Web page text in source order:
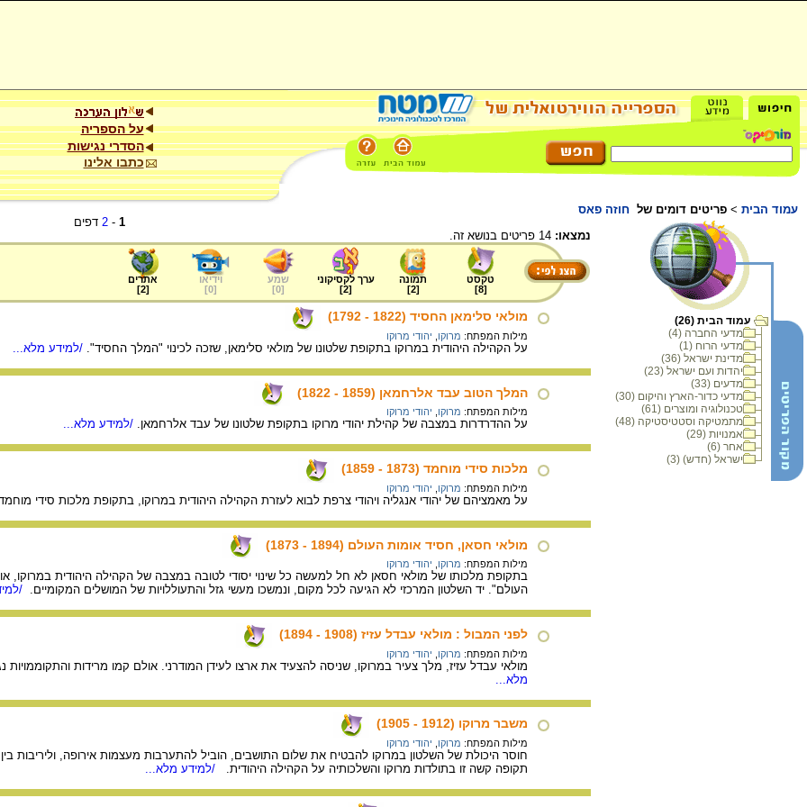
על הספריה
הסדרי נגישות
כתבו אלינו
עמוד הבית > פריטים דומים של חוזה פאס
עמוד הבית (26)
מדעי החברה (4)
מדעי הרוח (1)
מדינת ישראל (36)
יהדות ועם ישראל (23)
מדעים (33)
מדעי כדור-הארץ והיקום (30)
טכנולוגיה ומוצרים (61)
מתמטיקה וסטטיסטיקה (48)
אמנויות (29)
אחר (6)
ישראל (חדש) (3)
1
-
2 דפים
נמצאו:
טקסט
[
8
]
תמונה
[
2
]
ערך לקסיקוני
[
2
]
שמע
[
0
]
וידיאו
[
0
]
אתרים
[
2
]
מולאי סלימאן החסיד (1822 - 1792)
מילות המפתח: מרוקו יהודי מרוקו
על הקהילה היהודית במרוקו בתקופת שלטונו של מולאי סלימאן, שזכה לכינוי "המלך החסיד". /למידע מלא...
המלך הטוב עבד אלרחמאן (1859 - 1822)
מילות המפתח: מרוקו יהודי מרוקו
על ההדרדרות במצבה של קהילת יהודי מרוקו בתקופת שלטונו של עבד אלרחמאן. /למידע מלא...
מלכות סידי מוחמד (1873 - 1859)
מילות המפתח: מרוקו יהודי מרוקו
על מאמציהם של יהודי אנגליה ויהודי צרפת לבוא לעזרת הקהילה היהודית במרוקו, בתקופת מלכות סידי
מולאי חסאן, חסיד אומות העולם (1894 - 1873)
מילות המפתח: מרוקו יהודי מרוקו
בתקופת מלכותו של מולאי חסאן לא חל למעשה כל שינוי יסודי לטובה במצבה של הקהילה היהודית במרוקו,
העולם". יד השלטון המרכזי לא הגיעה לכל מקום, ונמשכו מעשי גזל והתעוללויות של המושלים המקומיים.
/
לפני המבול : מולאי עבדל עזיז (1908 - 1894)
מילות המפתח: מרוקו יהודי מרוקו
מולאי עבדל עזיז, מלך צעיר במרוקו, שניסה להצעיד את ארצו לעידן המודרני. אולם קמו מרידות והתקוממויות
מלא...
משבר מרוקו (1912 - 1905)
מילות המפתח: מרוקו יהודי מרוקו
חוסר היכולת של השלטון במרוקו להבטיח את שלום התושבים, הוביל להתערבות מעצמות אירופה, וליריבות
תקופה קשה זו בתולדות מרוקו והשלכותיה על הקהילה היהודית.
/למידע מלא...